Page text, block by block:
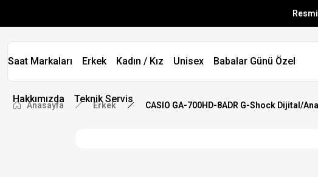
Saat Markaları Erkek Kadın / Kız Unisex Babalar Günü Özel
Hakkımızda Teknik Servis
Anasayfa Erkek CASIO GA-700HD-8ADR G-Shock Dijital/